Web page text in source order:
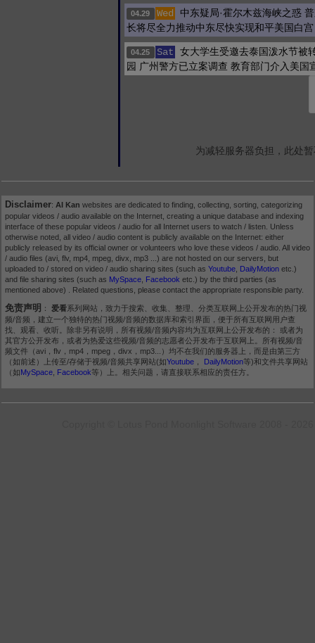
04.29 Wed
中东疑局·霍尔木兹海峡之惑
长将尽全力推动中东尽快实现和平美国白宫
04.25 Sat
女大学生受邀去泰国泼水节被
园 广州警方已立案调查 教育部门介入美国
为减轻服务器负担，此处
Disclaimer: AI Kan websites are dedicated to finding, collecting, sorting, categorizing
popular videos / audio available on the Internet, creating a unique database and indexing
interface of these popular videos / audio for all Internet users to watch / listen. Unless
otherwise noted, all video / audio content is publicly available on the Internet: either
publicly released by its official owner or volunteers who love these videos / audio. All video
/ audio files (avi, flv, mp4, mpeg, divx, mp3 ...) are not hosted on our servers, but
uploaded to / stored on video / audio sharing sites (such as Youtube DailyMotion etc.)
and file sharing sites (such as MySpace Facebook etc.) by the third parties (as
mentioned above) . Related questions, please contact the appropriate responsible party.
免责声明 ： 爱看系列网站，致力于搜索、收集、整理、分类互联网上公开发布的热门视
频/音频，建立一个独特的热门视频/音频的数据库和索引界面，便于所有互联网用户查
找、观看、收听。除非另有说明，所有视频/音频内容均为互联网上公开发布的： 或者为
其官方公开发布，或者为热爱这些视频/音频的志愿者公开发布于互联网上。所有视频/音
频文件（avi，flv，mp4，mpeg，divx，mp3...）均不在我们的服务器上，而是由第三方
（如前述）上传至/存储于视频/音频共享网站(如Youtube DailyMotion等)和文件共享网站
（如MySpace Facebook等）上。相关问题，请直接联系相应的责任方。